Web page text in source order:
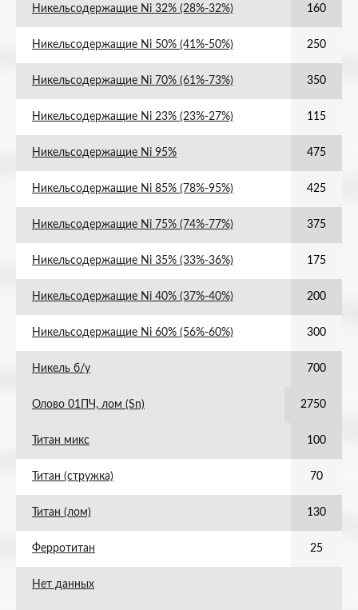
Никельсодержащие Ni 32% (28%-32%) 160
Никельсодержащие Ni 50% (41%-50%) 250
Никельсодержащие Ni 70% (61%-73%) 350
Никельсодержащие Ni 23% (23%-27%) 115
Никельсодержащие Ni 95% 475
Никельсодержащие Ni 85% (78%-95%) 425
Никельсодержащие Ni 75% (74%-77%) 375
Никельсодержащие Ni 35% (33%-36%) 175
Никельсодержащие Ni 40% (37%-40%) 200
Никельсодержащие Ni 60% (56%-60%) 300
Никель б/у 700
Олово 01ПЧ, лом (Sn) 2750
Титан микс 100
Титан (стружка) 70
Титан (лом) 130
Ферротитан 25
Нет данных